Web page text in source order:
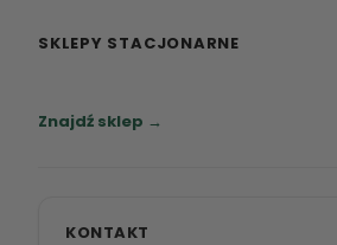
SKLEPY STACJONARNE
Znajdź sklep →
KONTAKT